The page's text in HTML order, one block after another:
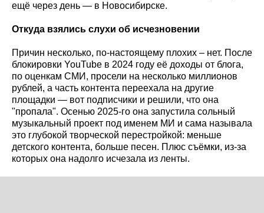
ещё через день — в Новосибирске.
Откуда взялись слухи об исчезновении
Причин несколько, по-настоящему плохих – нет. После
блокировки YouTube в 2024 году её доходы от блога,
по оценкам СМИ, просели на несколько миллионов
рублей, а часть контента переехала на другие
площадки — вот подписчики и решили, что она
"пропала". Осенью 2025-го она запустила сольный
музыкальный проект под именем МИ и сама называла
это глубокой творческой перестройкой: меньше
детского контента, больше песен. Плюс съёмки, из-за
которых она надолго исчезала из ленты.